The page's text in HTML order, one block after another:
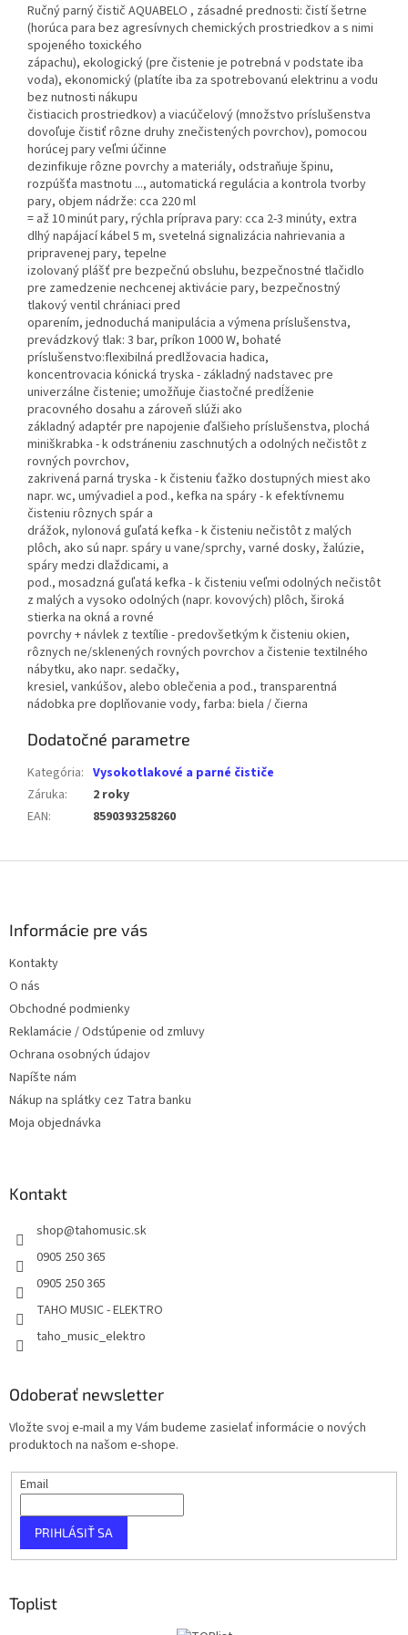
Ručný parný čistič AQUABELO , zásadné prednosti: čistí šetrne
(horúca para bez agresívnych chemických prostriedkov a s nimi
spojeného toxického
zápachu), ekologický (pre čistenie je potrebná v podstate iba
voda), ekonomický (platíte iba za spotrebovanú elektrinu a vodu
bez nutnosti nákupu
čistiacich prostriedkov) a viacúčelový (množstvo príslušenstva
dovoľuje čistiť rôzne druhy znečistených povrchov), pomocou
horúcej pary veľmi účinne
dezinfikuje rôzne povrchy a materiály, odstraňuje špinu,
rozpúšťa mastnotu ..., automatická regulácia a kontrola tvorby
pary, objem nádrže: cca 220 ml
= až 10 minút pary, rýchla príprava pary: cca 2-3 minúty, extra
dlhý napájací kábel 5 m, svetelná signalizácia nahrievania a
pripravenej pary, tepelne
izolovaný plášť pre bezpečnú obsluhu, bezpečnostné tlačidlo
pre zamedzenie nechcenej aktivácie pary, bezpečnostný
tlakový ventil chrániaci pred
oparením, jednoduchá manipulácia a výmena príslušenstva,
prevádzkový tlak: 3 bar, príkon 1000 W, bohaté
príslušenstvo:flexibilná predlžovacia hadica,
koncentrovacia kónická tryska - základný nadstavec pre
univerzálne čistenie; umožňuje čiastočné predĺženie
pracovného dosahu a zároveň slúži ako
základný adaptér pre napojenie ďalšieho príslušenstva, plochá
miniškrabka - k odstráneniu zaschnutých a odolných nečistôt z
rovných povrchov,
zakrivená parná tryska - k čisteniu ťažko dostupných miest ako
napr. wc, umývadiel a pod., kefka na spáry - k efektívnemu
čisteniu rôznych spár a
drážok, nylonová guľatá kefka - k čisteniu nečistôt z malých
plôch, ako sú napr. spáry u vane/sprchy, varné dosky, žalúzie,
spáry medzi dlaždicami, a
pod., mosadzná guľatá kefka - k čisteniu veľmi odolných nečistôt
z malých a vysoko odolných (napr. kovových) plôch, široká
stierka na okná a rovné
povrchy + návlek z textílie - predovšetkým k čisteniu okien,
rôznych ne/sklenených rovných povrchov a čistenie textilného
nábytku, ako napr. sedačky,
kresiel, vankúšov, alebo oblečenia a pod., transparentná
nádobka pre doplňovanie vody, farba: biela / čierna
Dodatočné parametre
Kategória: Vysokotlakové a parné čističe
Záruka:
2 roky
EAN: 8590393258260
Informácie pre vás
Kontakty
O nás
Obchodné podmienky
Reklamácie / Odstúpenie od zmluvy
Ochrana osobných údajov
Napíšte nám
Nákup na splátky cez Tatra banku
Moja objednávka
Kontakt
shop@tahomusic.sk
0905 250 365
0905 250 365
TAHO MUSIC - ELEKTRO
taho_music_elektro
Odoberať newsletter
Vložte svoj e-mail a my Vám budeme zasielať informácie o nových
produktoch na našom e-shope.
Email
PRIHLÁSIŤ SA
Toplist